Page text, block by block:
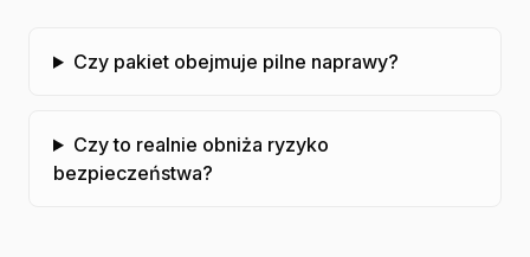
Czy pakiet obejmuje pilne naprawy?
Czy to realnie obniża ryzyko
bezpieczeństwa?